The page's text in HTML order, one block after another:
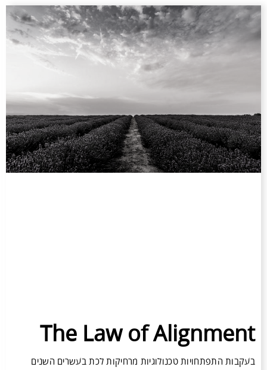
The Law of Alignment
בעקבות התפתחויות טכנולוגיות מרחיקות לכת בעשרים השנים